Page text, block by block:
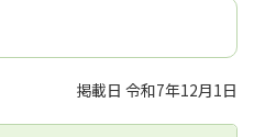
掲載日 令和7年12月1日